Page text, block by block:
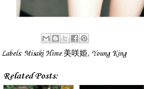
Labels: Misaki Hime 美咲姫, Young King
Related Posts: